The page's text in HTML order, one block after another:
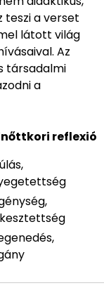
teszi a verset
látott világ
Az
társadalmi
a
reflexió